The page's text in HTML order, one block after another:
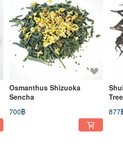
Osmanthus Shizuoka
Sencha
700฿
877